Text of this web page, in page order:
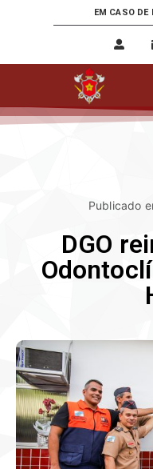
EM CASO DE
Publicado
DGO